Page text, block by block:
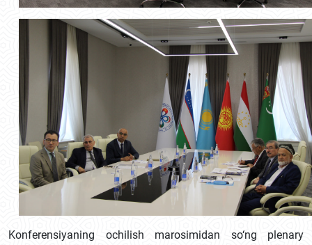
Konferensiyaning ochilish marosimidan so‘ng plenary